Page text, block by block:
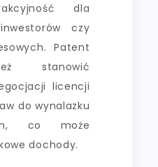
dla
czy
Patent
stanowić
licencji
do wynalazku
co może
dochody.